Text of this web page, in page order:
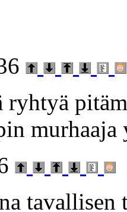
ryhtyä
murhaaja